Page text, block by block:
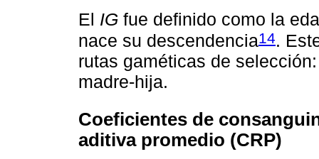
El IG fue definido como la
nace su descendencia14.
rutas gaméticas de
madre-hija.
Coeficientes de
aditiva promedio (CRP)